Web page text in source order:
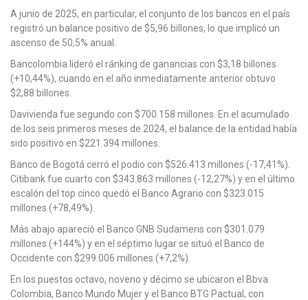
A junio de 2025, en particular, el conjunto de los bancos en el país
registró un balance positivo de $5,96 billones, lo que implicó un
ascenso de 50,5% anual.
Bancolombia lideró el ránking de ganancias con $3,18 billones
(+10,44%), cuando en el año inmediatamente anterior obtuvo
$2,88 billones.
Davivienda fue segundo con $700.158 millones. En el acumulado
de los seis primeros meses de 2024, el balance de la entidad había
sido positivo en $221.394 millones.
Banco de Bogotá cerró el podio con $526.413 millones (-17,41%).
Citibank fue cuarto con $343.863 millones (-12,27%) y en el último
escalón del top cinco quedó el Banco Agrario con $323.015
millones (+78,49%).
Más abajo apareció el Banco GNB Sudameris con $301.079
millones (+144%) y en el séptimo lugar se situó el Banco de
Occidente con $299.006 millones (+7,2%).
En los puestos octavo, noveno y décimo se ubicaron el Bbva
Colombia, Banco Mundo Mujer y el Banco BTG Pactual, con